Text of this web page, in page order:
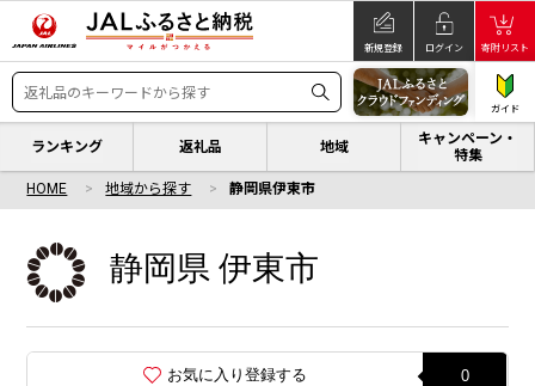
新規登録 ログイン 寄附リスト
ガイド
ランキング 返礼品 地域
キャンペーン・
特集
HOME 地域から探す 静岡県伊東市
静岡県 伊東市
お気に入り登録する 0